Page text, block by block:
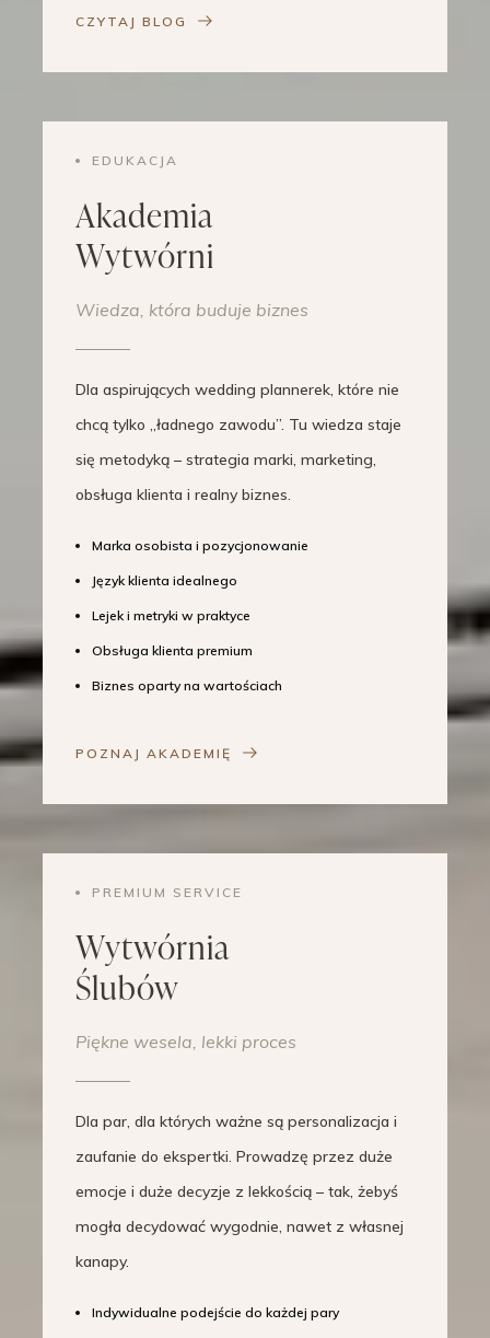
CZYTAJ BLOG
EDUKACJA
Akademia
Wytwórni
Wiedza, która buduje biznes
Dla aspirujących wedding plannerek, które nie
chcą tylko „ładnego zawodu”. Tu wiedza staje
się metodyką – strategia marki, marketing,
obsługa klienta i realny biznes.
Marka osobista i pozycjonowanie
Język klienta idealnego
Lejek i metryki w praktyce
Obsługa klienta premium
Biznes oparty na wartościach
POZNAJ AKADEMIĘ
PREMIUM SERVICE
Wytwórnia
Ślubów
Piękne wesela, lekki proces
Dla par, dla których ważne są personalizacja i
zaufanie do ekspertki. Prowadzę przez duże
emocje i duże decyzje z lekkością – tak, żebyś
mogła decydować wygodnie, nawet z własnej
kanapy.
Indywidualne podejście do każdej pary